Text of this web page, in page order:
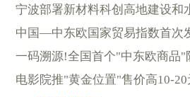
宁波部署新材料科创高地建设和
中国—中东欧国家贸易指数首次
一码溯源!全国首个"中东欧商品"
电影院推"黄金位置"售价高10-